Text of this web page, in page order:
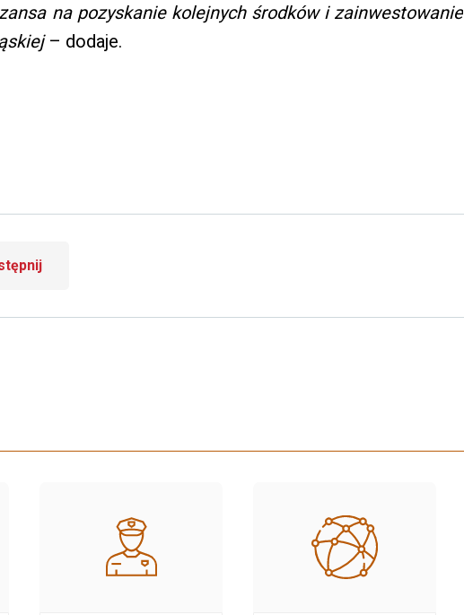
na pozyskanie kolejnych środków i zainwestowanie
– dodaje.